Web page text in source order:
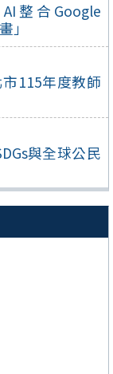
整合Google
」
115年度教師
與全球公民